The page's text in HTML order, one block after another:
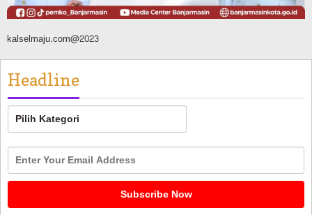
kalselmaju.com@2023
Headline
Headline